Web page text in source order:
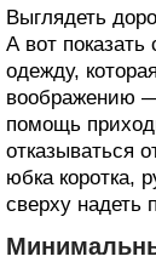
Выглядеть
А вот
одежду,
воображению —
помощь
отказываться
юбка коротка,
сверху надеть